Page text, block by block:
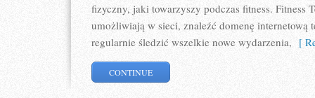
fizyczny, jaki towarzyszy podczas fitness. Fitness
umożliwiają w sieci, znaleźć domenę internetową
regularnie śledzić wszelkie nowe wydarzenia, [
CONTINUE